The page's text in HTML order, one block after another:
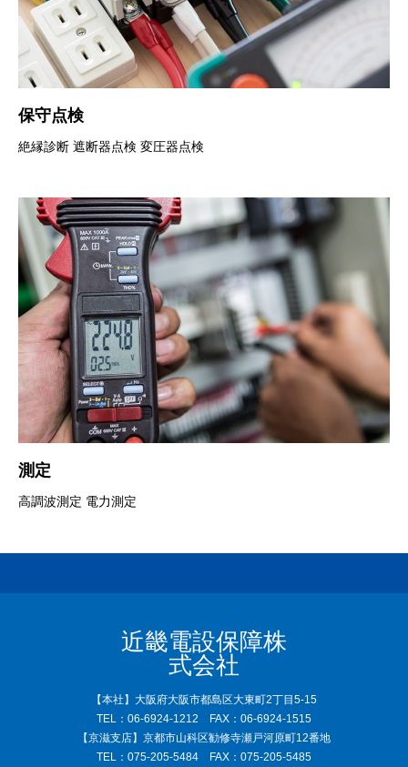
保守点検
絶縁診断 遮断器点検 変圧器点検
測定
高調波測定 電力測定
近畿電設保障株
式会社
【本社】大阪府大阪市都島区大東町2丁目5-15
TEL：06-6924-1212 FAX：06-6924-1515
【京滋支店】京都市山科区勧修寺瀬戸河原町12番地
TEL：075-205-5484 FAX：075-205-5485